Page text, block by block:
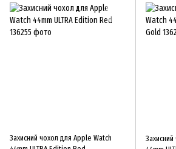
Захисний чохол для Apple Watch